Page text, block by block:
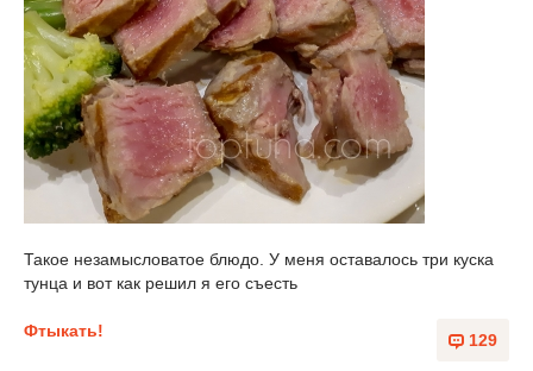
Такое незамысловатое блюдо. У меня оставалось три куска
тунца и вот как решил я его съесть
129
Фтыкать!